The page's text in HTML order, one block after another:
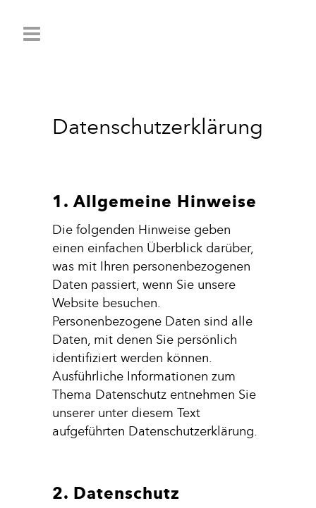
Datenschutzerklärung
1. Allgemeine Hinweise
Die folgenden Hinweise geben
einen einfachen Überblick darüber,
was mit Ihren personenbezogenen
Daten passiert, wenn Sie unsere
Website besuchen.
Personenbezogene Daten sind alle
Daten, mit denen Sie persönlich
identifiziert werden können.
Ausführliche Informationen zum
Thema Datenschutz entnehmen Sie
unserer unter diesem Text
aufgeführten Datenschutzerklärung.
2. Datenschutz